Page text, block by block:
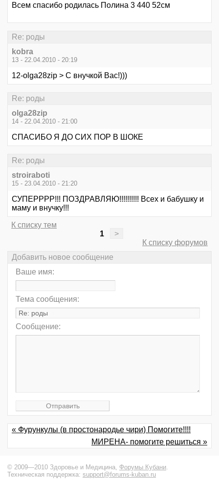
Всем спасибо родилась Полина 3 440 52см
Re: роды
kobra
13 - 22.04.2010 - 20:19
12-olga28zip > С внучкой Вас!)))
Re: роды
olga28zip
14 - 22.04.2010 - 21:00
СПАСИБО Я ДО СИХ ПОР В ШОКЕ
Re: роды
stroiraboti
15 - 23.04.2010 - 21:20
СУПЕРРРР!!! ПОЗДРАВЛЯЮ!!!!!!!!!! Всех и бабушку и
маму и внучку!!!
К списку тем
1
>
К списку форумов
Добавить новое сообщение
Ваше имя:
Тема сообщения:
Сообщение:
« Фурункулы (в простонародье чири) Помогите!!!!
МИРЕНА- помогите решиться »
© 2009—2010 Здоровье и Медицина, Форумы Кубани
Техническая поддержка: support@forums-kuban.ru